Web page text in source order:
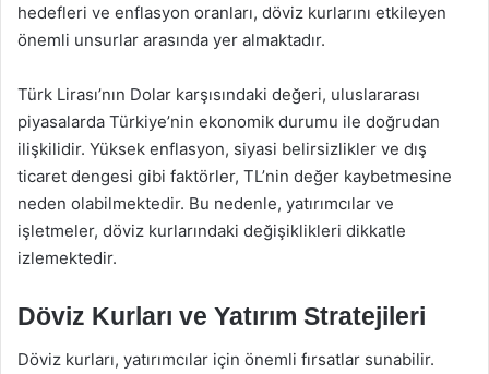
hedefleri ve enflasyon oranları, döviz kurlarını etkileyen
önemli unsurlar arasında yer almaktadır.
Türk Lirası’nın Dolar karşısındaki değeri, uluslararası
piyasalarda Türkiye’nin ekonomik durumu ile doğrudan
ilişkilidir. Yüksek enflasyon, siyasi belirsizlikler ve dış
ticaret dengesi gibi faktörler, TL’nin değer kaybetmesine
neden olabilmektedir. Bu nedenle, yatırımcılar ve
işletmeler, döviz kurlarındaki değişiklikleri dikkatle
izlemektedir.
Döviz Kurları ve Yatırım Stratejileri
Döviz kurları, yatırımcılar için önemli fırsatlar sunabilir.